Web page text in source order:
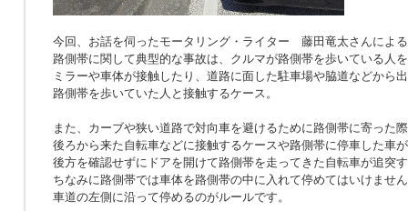
今回、お話を伺ったモータリング・ライター 藤田竜太さんによ
路側帯に関して典型的な事故は、クルマが路側帯を歩いている人
ミラーや車体が接触したり、道路に面した駐車場や脇道などから
路側帯を歩いていた人と接触するケース。
また、カーブや狭い道路で対向車を避けるために路側帯に寄った
後ろから来た自転車などに接触するケースや路側帯に停車した車
後方を確認せずにドアを開けて路側帯を走ってきた自転車が追突
ちなみに路側帯では車体を路側帯の中に入れて停めてはいけませ
車道の左側に沿って停めるのがルールです。